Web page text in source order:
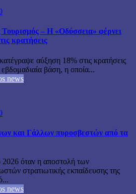
– Η «Οδύσσεια» φέρνει
κρατήσεις
αύξηση 18% στις κρατήσεις
βάση, η οποία...
news
και Γάλλων πυροσβεστών από τα
όταν η αποστολή των
στρατιωτικής εκπαίδευσης της
news